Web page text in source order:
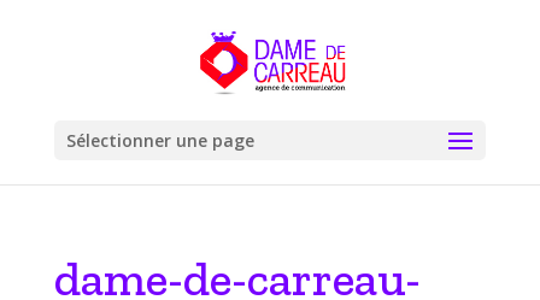
Sélectionner une page
dame-de-carreau-